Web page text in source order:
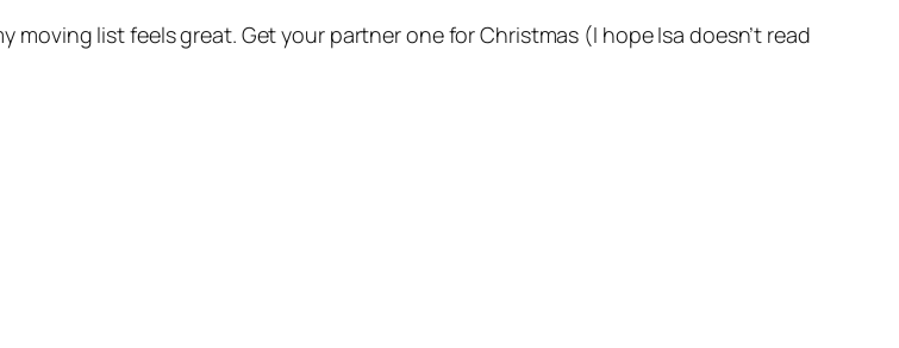
list feels great. Get your partner one for Christmas (I hope Isa doesn’t read